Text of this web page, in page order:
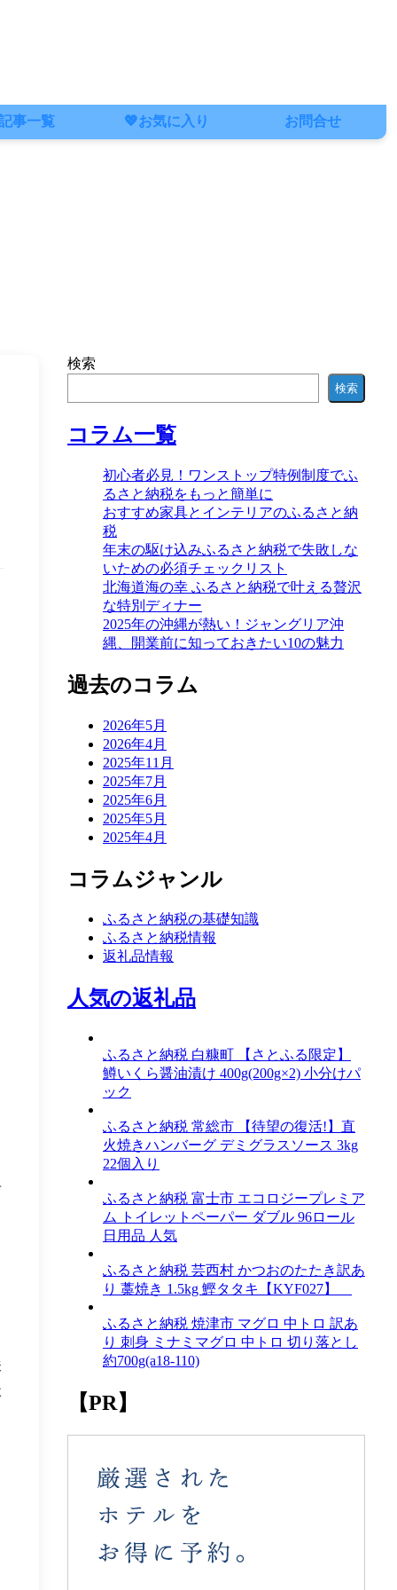
事一覧 💖お気に入り お問合せ
検索
検索
コラム一覧
初心者必見！ワンストップ特例制度でふ
るさと納税をもっと簡単に
おすすめ家具とインテリアのふるさと納
税
年末の駆け込みふるさと納税で失敗しな
いための必須チェックリスト
北海道海の幸 ふるさと納税で叶える贅沢
な特別ディナー
2025年の沖縄が熱い！ジャングリア沖
縄、開業前に知っておきたい10の魅力
過去のコラム
2026年5月
2026年4月
2025年11月
2025年7月
2025年6月
2025年5月
2025年4月
コラムジャンル
ふるさと納税の基礎知識
ふるさと納税情報
返礼品情報
人気の返礼品
ふるさと納税 白糠町 【さとふる限定】
鱒いくら醤油漬け 400g(200g×2) 小分けパ
ック
ふるさと納税 常総市 【待望の復活!】直
火焼きハンバーグ デミグラスソース 3kg
22個入り
ふるさと納税 富士市 エコロジープレミア
ム トイレットペーパー ダブル 96ロール
日用品 人気
ふるさと納税 芸西村 かつおのたたき訳あ
り 藁焼き 1.5kg 鰹タタキ【KYF027】
ふるさと納税 焼津市 マグロ 中トロ 訳あ
り 刺身 ミナミマグロ 中トロ 切り落とし
約700g(a18-110)
【PR】